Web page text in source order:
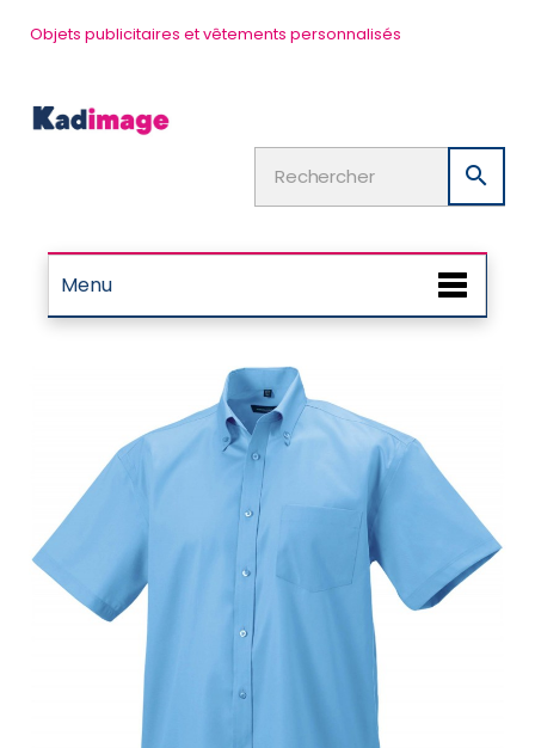
Objets publicitaires et vêtements personnalisés

Menu